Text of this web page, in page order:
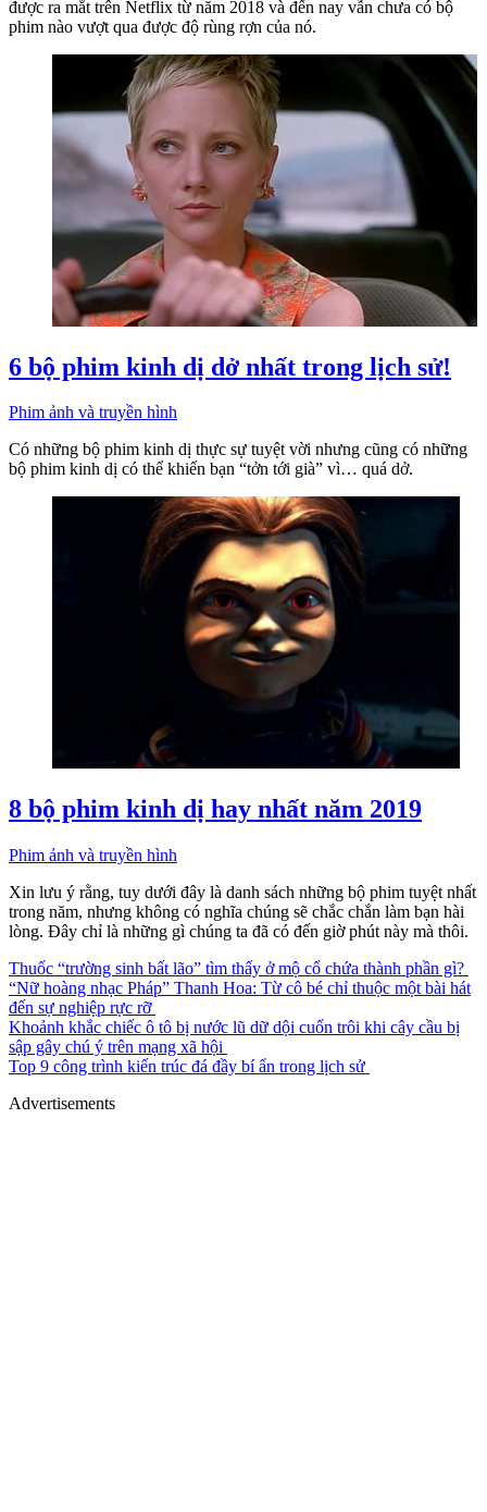
được ra mắt trên Netflix từ năm 2018 và đến nay vẫn chưa có bộ
phim nào vượt qua được độ rùng rợn của nó.
6 bộ phim kinh dị dở nhất trong lịch sử!
Phim ảnh và truyền hình
Có những bộ phim kinh dị thực sự tuyệt vời nhưng cũng có những
bộ phim kinh dị có thể khiến bạn “tởn tới già” vì… quá dở.
8 bộ phim kinh dị hay nhất năm 2019
Phim ảnh và truyền hình
Xin lưu ý rằng, tuy dưới đây là danh sách những bộ phim tuyệt nhất
trong năm, nhưng không có nghĩa chúng sẽ chắc chắn làm bạn hài
lòng. Đây chỉ là những gì chúng ta đã có đến giờ phút này mà thôi.
Thuốc “trường sinh bất lão” tìm thấy ở mộ cổ chứa thành phần gì?
“Nữ hoàng nhạc Pháp” Thanh Hoa: Từ cô bé chỉ thuộc một bài hát
đến sự nghiệp rực rỡ
Khoảnh khắc chiếc ô tô bị nước lũ dữ dội cuốn trôi khi cây cầu bị
sập gây chú ý trên mạng xã hội
Top 9 công trình kiến trúc đá đầy bí ẩn trong lịch sử
Advertisements